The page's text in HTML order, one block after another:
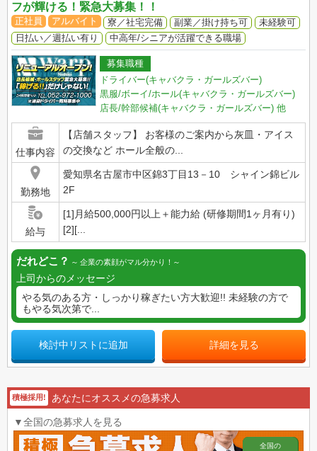
フが輝ける！緊急大募集！！
正社員 アルバイト 寮／社宅完備 副業／掛け持ち可
未経験可
日払い／週払い有り
中高年/シニアが活躍できる職場
募集職種
ドライバー(キャバクラ・ガールズバー)
黒服/ボーイ/ホール(キャバクラ・ガールズバー)
店長/幹部候補(キャバクラ・ガールズバー) 他
仕事内容
【店舗スタッフ】 お客様のご案内から灰皿・アイス
の交換など ホール全般の...
勤務地
愛知県名古屋市中区錦3丁目13－10 シャイン錦ビル
2F
給与
[1]月給500,000円以上＋能力給 (研修期間1ヶ月有り)
[2][...
だれどこ？ 企業の素顔がマル分かり！
上司からのメッセージ
やる気のある方・しっかり稼ぎたい方大歓迎!! 未経験の方で
もやる気次第で...
検討中リストに追加 詳細を見る
積極採用! あなたにオススメの急募求人
▼全国の急募求人を見る
全国の